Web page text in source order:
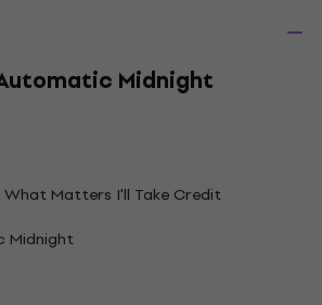
Midnight
Matters I'll Take Credit
Midnight